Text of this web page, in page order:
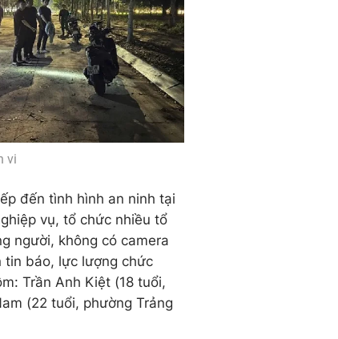
vi
đến tình hình an ninh tại
vụ, tổ chức nhiều tổ
người, không có camera
tin báo, lực lượng chức
Trần Anh Kiệt (18 tuổi,
(22 tuổi, phường Trảng